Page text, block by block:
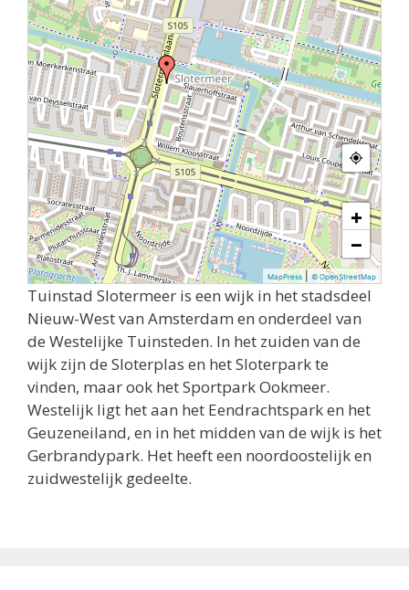
+
−
MapPress |© OpenStreetMap
Tuinstad Slotermeer is een wijk in het stadsdeel
Nieuw-West van Amsterdam en onderdeel van
de Westelijke Tuinsteden. In het zuiden van de
wijk zijn de Sloterplas en het Sloterpark te
vinden, maar ook het Sportpark Ookmeer.
Westelijk ligt het aan het Eendrachtspark en het
Geuzeneiland, en in het midden van de wijk is het
Gerbrandypark. Het heeft een noordoostelijk en
zuidwestelijk gedeelte.